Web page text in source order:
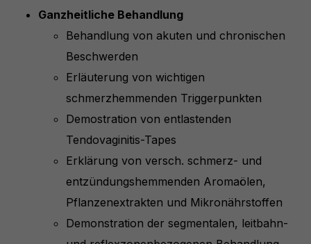
Ganzheitliche Behandlung
Behandlung von akuten und chronischen
Beschwerden
Erläuterung von wichtigen
schmerzhemmenden Triggerpunkten
Demostration von entlastenden
Tendovaginitis-Tapes
Erklärung von versch. schmerz- und
entzündungshemmenden Aromaölen,
Pflanzenextrakten und Mikronährstoffen
Demonstration der segmentalen, leitbahn-